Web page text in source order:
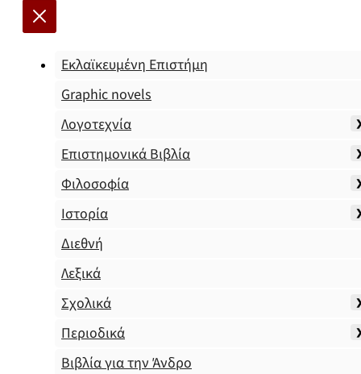
Εκλαϊκευμένη Επιστήμη
Graphic novels
Λογοτεχνία
Επιστημονικά Βιβλία
Φιλοσοφία
Ιστορία
Διεθνή
Λεξικά
Σχολικά
Περιοδικά
Βιβλία για την Άνδρο